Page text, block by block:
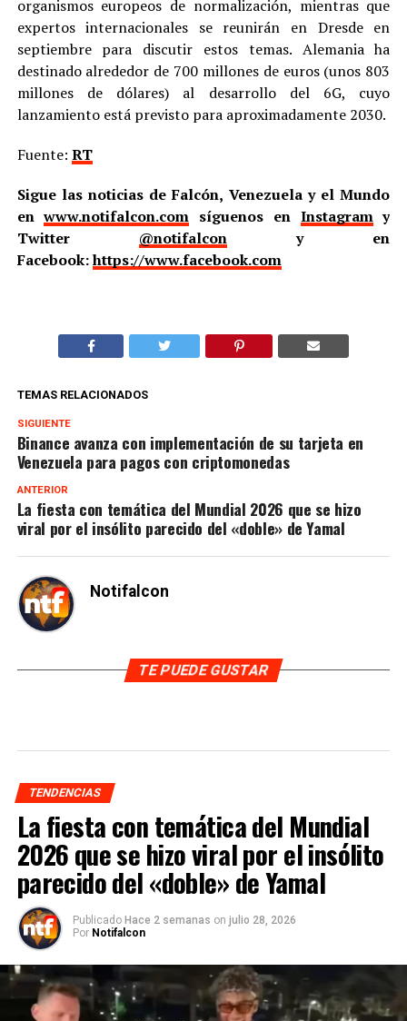
organismos europeos de normalización, mientras que
expertos internacionales se reunirán en Dresde en
septiembre para discutir estos temas. Alemania ha
destinado alrededor de 700 millones de euros (unos 803
millones de dólares) al desarrollo del 6G, cuyo
lanzamiento está previsto para aproximadamente 2030.
Fuente: RT
Sigue las noticias de Falcón, Venezuela y el Mundo
enwww.notifalcon.com síguenos en Instagramy
Twitter @notifalcony en
Facebook:https://www.facebook.com
TEMAS RELACIONADOS
SIGUIENTE
Binance avanza con implementación de su tarjeta en
Venezuela para pagos con criptomonedas
ANTERIOR
La fiesta con temática del Mundial 2026 que se hizo
viral por el insólito parecido del «doble» de Yamal
Notifalcon
TE PUEDE GUSTAR
TENDENCIAS
La fiesta con temática del Mundial
2026 que se hizo viral por el insólito
parecido del «doble» de Yamal
Publicado Hace 2 semanas on julio 28, 2026
Por Notifalcon